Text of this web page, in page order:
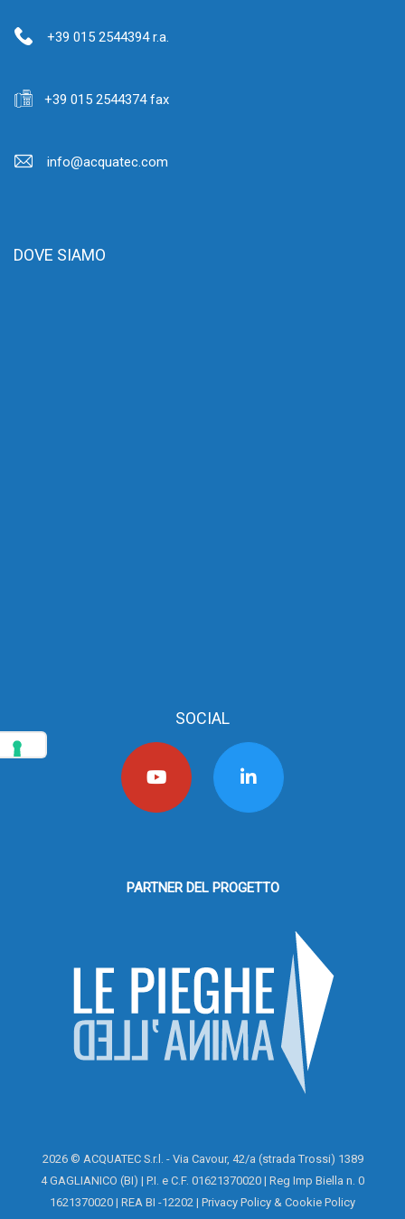
+39 015 2544394 r.a.
+39 015 2544374 fax
info@acquatec.com
DOVE SIAMO
SOCIAL
PARTNER DEL PROGETTO
2026 © ACQUATEC S.r.l. - Via Cavour, 42/a (strada Trossi) 1389
4 GAGLIANICO (BI) | P.I. e C.F. 01621370020 | Reg Imp Biella n. 0
1621370020 | REA BI -12202 | Privacy Policy & Cookie Policy